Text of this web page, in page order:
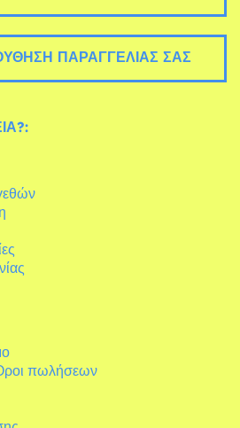
ΠΑΡΑΓΓΕΛΊΑΣ ΣΑΣ
πωλήσεων